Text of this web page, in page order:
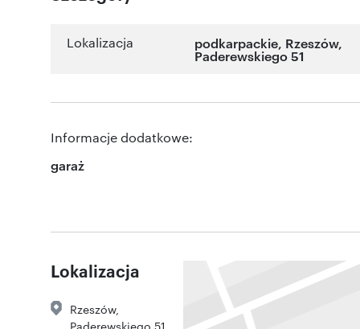
Lokalizacja podkarpackie, Rzeszów,
Paderewskiego 51
Informacje dodatkowe:
garaż
Lokalizacja
Rzeszów,
Paderewskiego 51